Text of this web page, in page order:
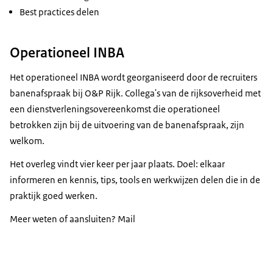
Best practices delen
Operationeel INBA
Het operationeel INBA wordt georganiseerd door de recruiters
banenafspraak bij O&P Rijk. Collega's van de rijksoverheid met
een dienstverleningsovereenkomst die operationeel
betrokken zijn bij de uitvoering van de banenafspraak, zijn
welkom.
Het overleg vindt vier keer per jaar plaats. Doel: elkaar
informeren en kennis, tips, tools en werkwijzen delen die in de
praktijk goed werken.
Meer weten of aansluiten? Mail